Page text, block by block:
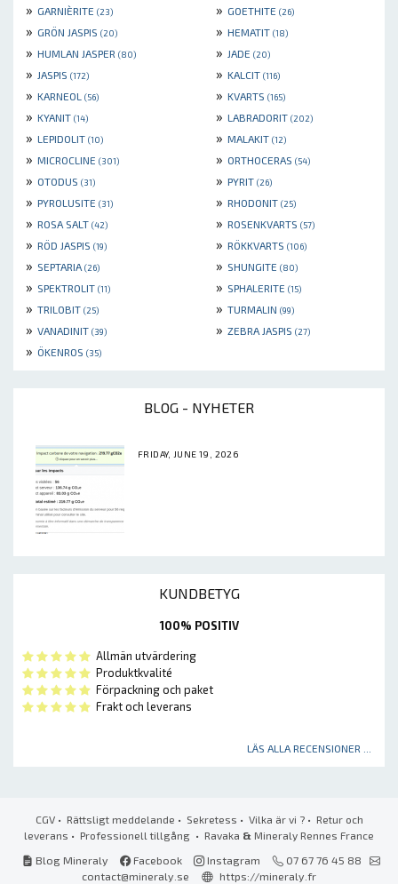
» GARNIÈRITE (23) » GOETHITE (26)
» GRÖN JASPIS (20) » HEMATIT (18)
» HUMLAN JASPER (80) » JADE (20)
» JASPIS (172) » KALCIT (116)
» KARNEOL (56) » KVARTS (165)
» KYANIT (14) » LABRADORIT (202)
» LEPIDOLIT (10) » MALAKIT (12)
» MICROCLINE (301) » ORTHOCERAS (54)
» OTODUS (31) » PYRIT (26)
» PYROLUSITE (31) » RHODONIT (25)
» ROSA SALT (42) » ROSENKVARTS (57)
» RÖD JASPIS (19) » RÖKKVARTS (106)
» SEPTARIA (26) » SHUNGITE (80)
» SPEKTROLIT (11) » SPHALERITE (15)
» TRILOBIT (25) » TURMALIN (99)
» VANADINIT (39) » ZEBRA JASPIS (27)
» ÖKENROS (35)
BLOG - NYHETER
FRIDAY, JUNE 19, 2026
KUNDBETYG
100% POSITIV
Allmän utvärdering
Produktkvalité
Förpackning och paket
Frakt och leverans
LÄS ALLA RECENSIONER ...
CGV• Rättsligt meddelande • Sekretess • Vilka är vi ?• Retur och
leverans • Professionell tillgång • Ravaka & Mineraly Rennes France
Blog Mineraly
Facebook Instagram
07 67 76 45 88
contact@mineraly.se
https://mineraly.fr